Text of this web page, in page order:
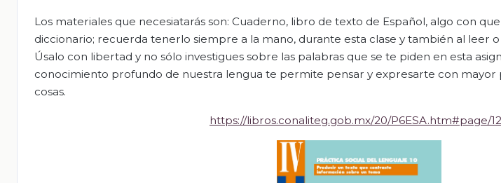
Los materiales que necesiatarás son: Cuaderno, libro de texto de Español, algo con
diccionario; recuerda tenerlo siempre a la mano, durante esta clase y también al leer o
Úsalo con libertad y no sólo investigues sobre las palabras que se te piden en esta
conocimiento profundo de nuestra lengua te permite pensar y expresarte con mayor
cosas.
https://libros.conaliteg.gob.mx/20/P6ESA.htm#page/